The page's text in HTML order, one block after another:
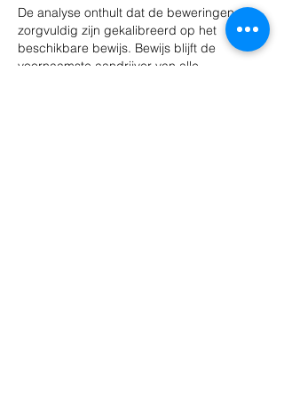
De analyse onthult dat de beweringen
zorgvuldig zijn gekalibreerd op het
beschikbare bewijs. Bewijs blijft de
voornaamste aandrijver van alle